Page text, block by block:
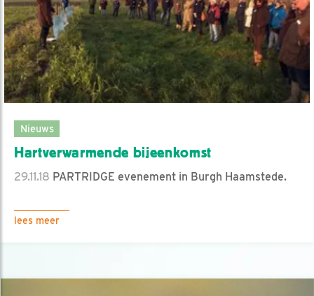
Nieuws
Hartverwarmende bijeenkomst
29.11.18 PARTRIDGE evenement in Burgh Haamstede.
lees meer